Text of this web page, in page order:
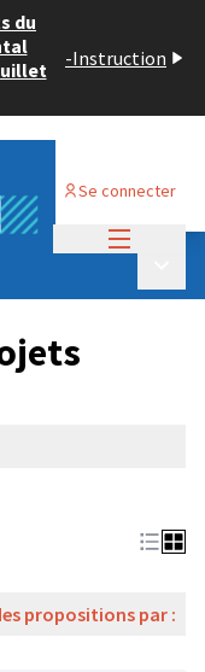
du
-Instruction
Se connecter
propositions par :